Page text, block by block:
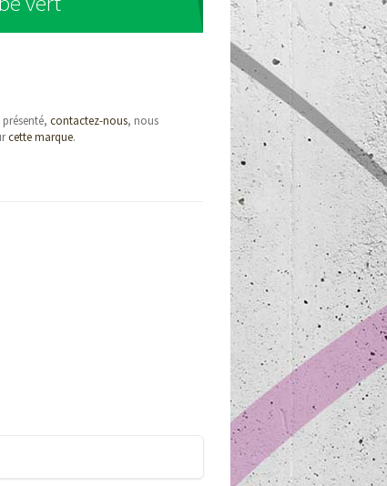
contactez-nous, nous
cette marque.